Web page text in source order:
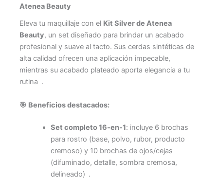
Atenea Beauty
Eleva tu maquillaje con el Kit Silver de Atenea
Beauty, un set diseñado para brindar un acabado
profesional y suave al tacto. Sus cerdas sintéticas de
alta calidad ofrecen una aplicación impecable,
mientras su acabado plateado aporta elegancia a tu
rutina .
🎯 Beneficios destacados:
Set completo 16‑en‑1: incluye 6 brochas
para rostro (base, polvo, rubor, producto
cremoso) y 10 brochas de ojos/cejas
(difuminado, detalle, sombra cremosa,
delineado) .